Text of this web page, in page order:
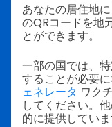
あなたの居住地
のQRコードを地
とができます。
一部の国では、
することが必要
ェネレータ ワク
してください。
的に提供していま